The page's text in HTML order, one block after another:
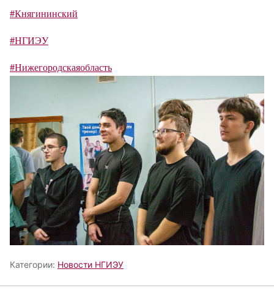
#Княгининский
#НГИЭУ
#Нижегородскаяобласть
Категории: Новости НГИЭУ